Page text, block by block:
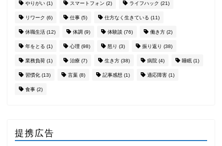
やりがい (1) スマートフォン (2) ライフハック (21)
リワーク (6) 仕事 (5) 仕方なく生きている (11)
休職生活 (12) 体調 (9) 体験談 (76) 働き方 (2)
年をとる (1) 心理 (98) 怒り (3) 振り返り (38)
業務負荷 (1) 治療 (7) 生き方 (38) 病院 (4) 睡眠 (1)
習慣化 (13) 言葉 (8) 記事感想 (1) 適応障害 (1)
食事 (2)
提携広告